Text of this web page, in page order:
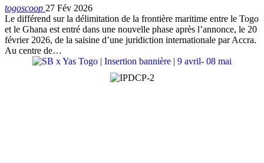
togoscoop 27 Fév 2026
Le différend sur la délimitation de la frontière maritime entre le Togo
et le Ghana est entré dans une nouvelle phase après l’annonce, le 20
février 2026, de la saisine d’une juridiction internationale par Accra.
Au centre de…